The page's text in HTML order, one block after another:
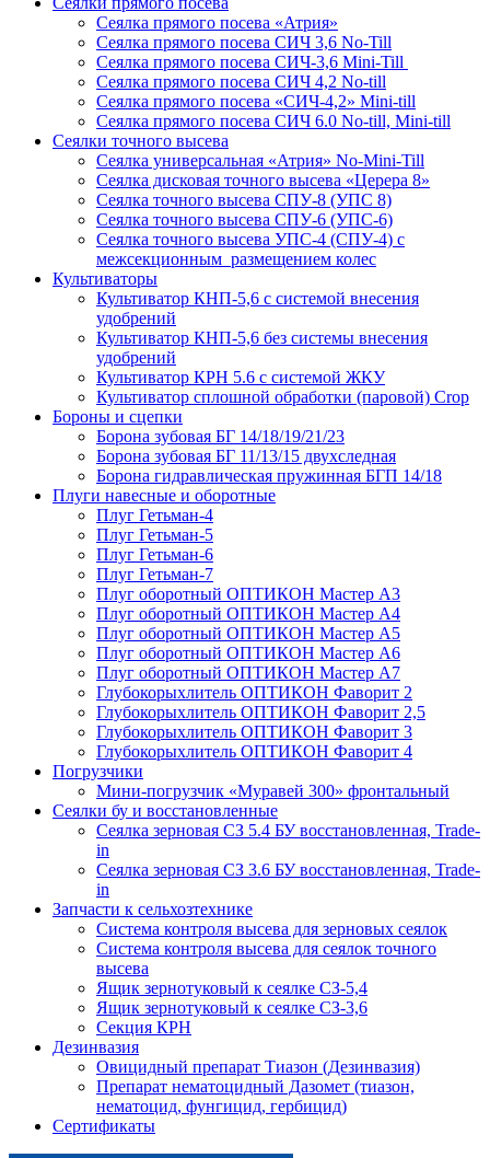
Сеялка прямого посева «Атрия»
Сеялка прямого посева СИЧ 3,6 No-Till
Сеялка прямого посева СИЧ-3,6 Mini-Till
Сеялка прямого посева СИЧ 4,2 No-till
Сеялка прямого посева «СИЧ-4,2» Mini-till
Сеялка прямого посева СИЧ 6.0 No-till, Mini-till
Сеялки точного высева
Сеялка универсальная «Атрия» No-Mini-Till
Сеялка дисковая точного высева «Церера 8»
Сеялка точного высева СПУ-8 (УПС 8)
Сеялка точного высева СПУ-6 (УПС-6)
Сеялка точного высева УПС-4 (СПУ-4) с
межсекционным размещением колес
Культиваторы
Культиватор КНП-5,6 с системой внесения
удобрений
Культиватор КНП-5,6 без системы внесения
удобрений
Культиватор КРН 5.6 с системой ЖКУ
Культиватор сплошной обработки (паровой) Crop
Бороны и сцепки
Борона зубовая БГ 14/18/19/21/23
Борона зубовая БГ 11/13/15 двухследная
Борона гидравлическая пружинная БГП 14/18
Плуги навесные и оборотные
Плуг Гетьман-4
Плуг Гетьман-5
Плуг Гетьман-6
Плуг Гетьман-7
Плуг оборотный ОПТИКОН Мастер А3
Плуг оборотный ОПТИКОН Мастер А4
Плуг оборотный ОПТИКОН Мастер А5
Плуг оборотный ОПТИКОН Мастер А6
Плуг оборотный ОПТИКОН Мастер А7
Глубокорыхлитель ОПТИКОН Фаворит 2
Глубокорыхлитель ОПТИКОН Фаворит 2,5
Глубокорыхлитель ОПТИКОН Фаворит 3
Глубокорыхлитель ОПТИКОН Фаворит 4
Погрузчики
Мини-погрузчик «Муравей 300» фронтальный
Сеялки бу и восстановленные
Сеялка зерновая СЗ 5.4 БУ восстановленная, Trade-
in
Сеялка зерновая СЗ 3.6 БУ восстановленная, Trade-
in
Запчасти к сельхозтехнике
Система контроля высева для зерновых сеялок
Система контроля высева для сеялок точного
высева
Ящик зернотуковый к сеялке СЗ-5,4
Ящик зернотуковый к сеялке СЗ-3,6
Секция КРН
Дезинвазия
Овицидный препарат Тиазон (Дезинвазия)
Препарат нематоцидный Дазомет (тиазон,
нематоцид, фунгицид, гербицид)
Сертификаты